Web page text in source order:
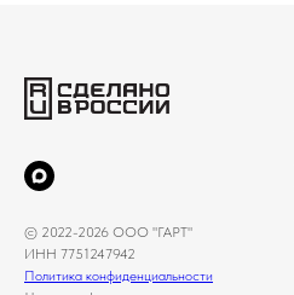
© 2022-2026 ООО "ГАРТ"
ИНН 7751247942
Политика конфиденциальности